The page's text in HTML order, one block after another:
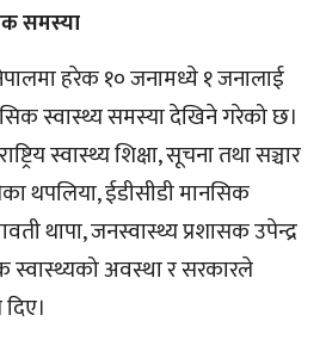
समस्या
हरेक १० जनामध्ये १ जनालाई
स्वास्थ्य समस्या देखिने गरेको छ।
स्वास्थ्य शिक्षा, सूचना तथा सञ्चार
थपलिया, ईडीसीडी मानसिक
थापा, जनस्वास्थ्य प्रशासक उपेन्द्र
स्वास्थ्यको अवस्था र सरकारले